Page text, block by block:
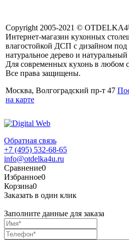
Copyright 2005-2021 ©
Интернет-магазин кухонных
лагостойкой ДСП с дизайном под
натуральное дерево и
Для современных кухонь в любом
се права защищены.
Москва, Волгоградский пр-т 47
на карте
Обратная связь
+7 (495) 532-68-65
info@otdelka4u.ru
Сравнение0
Избранное0
Корзина0
Заказать в один клик
Заполните данные для заказа